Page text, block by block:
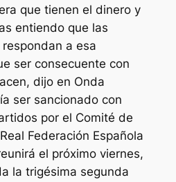
que tienen el dinero y
entiendo que las
a esa
ser consecuente con
dijo en Onda
ser sancionado con
por el Comité de
Federación Española
el próximo viernes,
la trigésima segunda